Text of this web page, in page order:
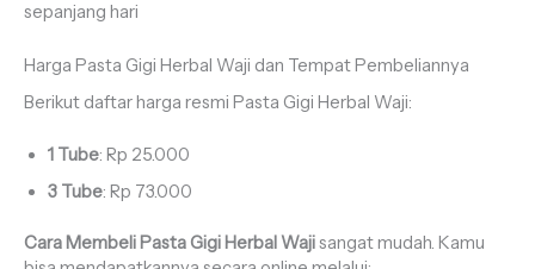
sepanjang hari
Harga Pasta Gigi Herbal Waji dan Tempat Pembeliannya
Berikut daftar harga resmi Pasta Gigi Herbal Waji:
1 Tube: Rp 25.000
3 Tube: Rp 73.000
Cara Membeli Pasta Gigi Herbal Wajisangat mudah. Kamu